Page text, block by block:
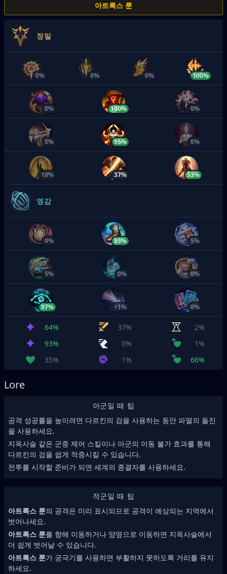
아트록스 룬
정밀
0% 0% 0% 100%
0% 100% 0%
5% 95% 0%
10% 37% 53%
영감
0% 93% 5%
5% 0% 0%
97% <1% 0%
64% 37%
2%
93%
0%
1%
35%
1% 66%
Lore
아군일 때 팁
공격 성공률을 높이려면 다르킨의 검을 사용하는 동안 파멸의 돌진
을 사용하세요.
지옥사슬 같은 군중 제어 스킬이나 아군의 이동 불가 효과를 통해
다르킨의 검을 쉽게 적중시킬 수 있습니다.
전투를 시작할 준비가 되면 세계의 종결자를 사용하세요.
적군일 때 팁
아트록스 룬의 공격은 미리 표시되므로 공격이 예상되는 지역에서
벗어나세요.
아트록스 룬를 향해 이동하거나 양옆으로 이동하면 지옥사슬에서
더 쉽게 벗어날 수 있습니다.
아트록스 룬가 궁극기를 사용하면 부활하지 못하도록 거리를 유지
하세요.